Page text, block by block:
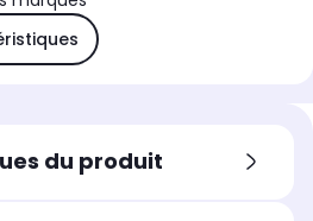
du produit